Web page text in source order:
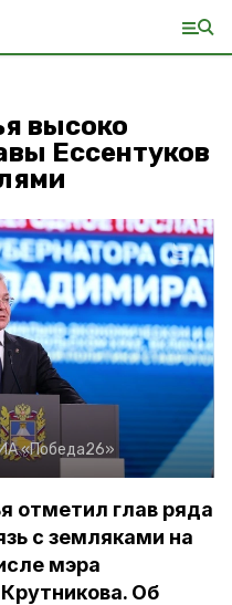
высоко
Ессентуков
ИА «Победа26»
отметил глав ряда
с земляками на
мэра
Об